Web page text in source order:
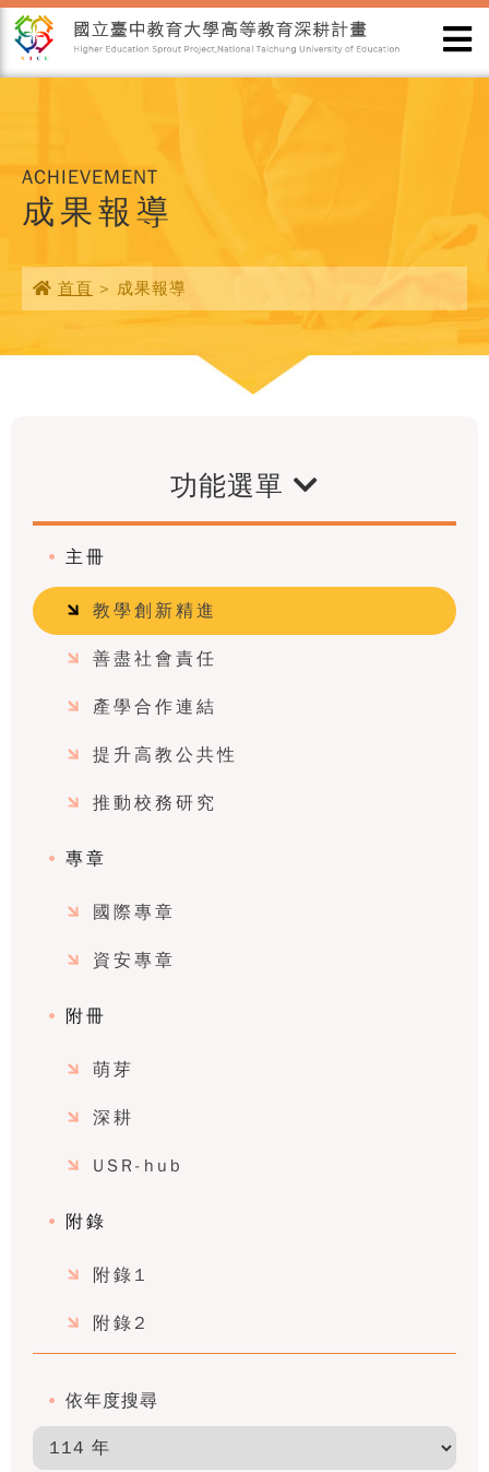
ACHIEVEMENT
成果報導
首頁 > 成果報導
功能選單
主冊
教學創新精進
善盡社會責任
產學合作連結
提升高教公共性
推動校務研究
專章
國際專章
資安專章
附冊
萌芽
深耕
USR-hub
附錄
附錄1
附錄2
依年度搜尋